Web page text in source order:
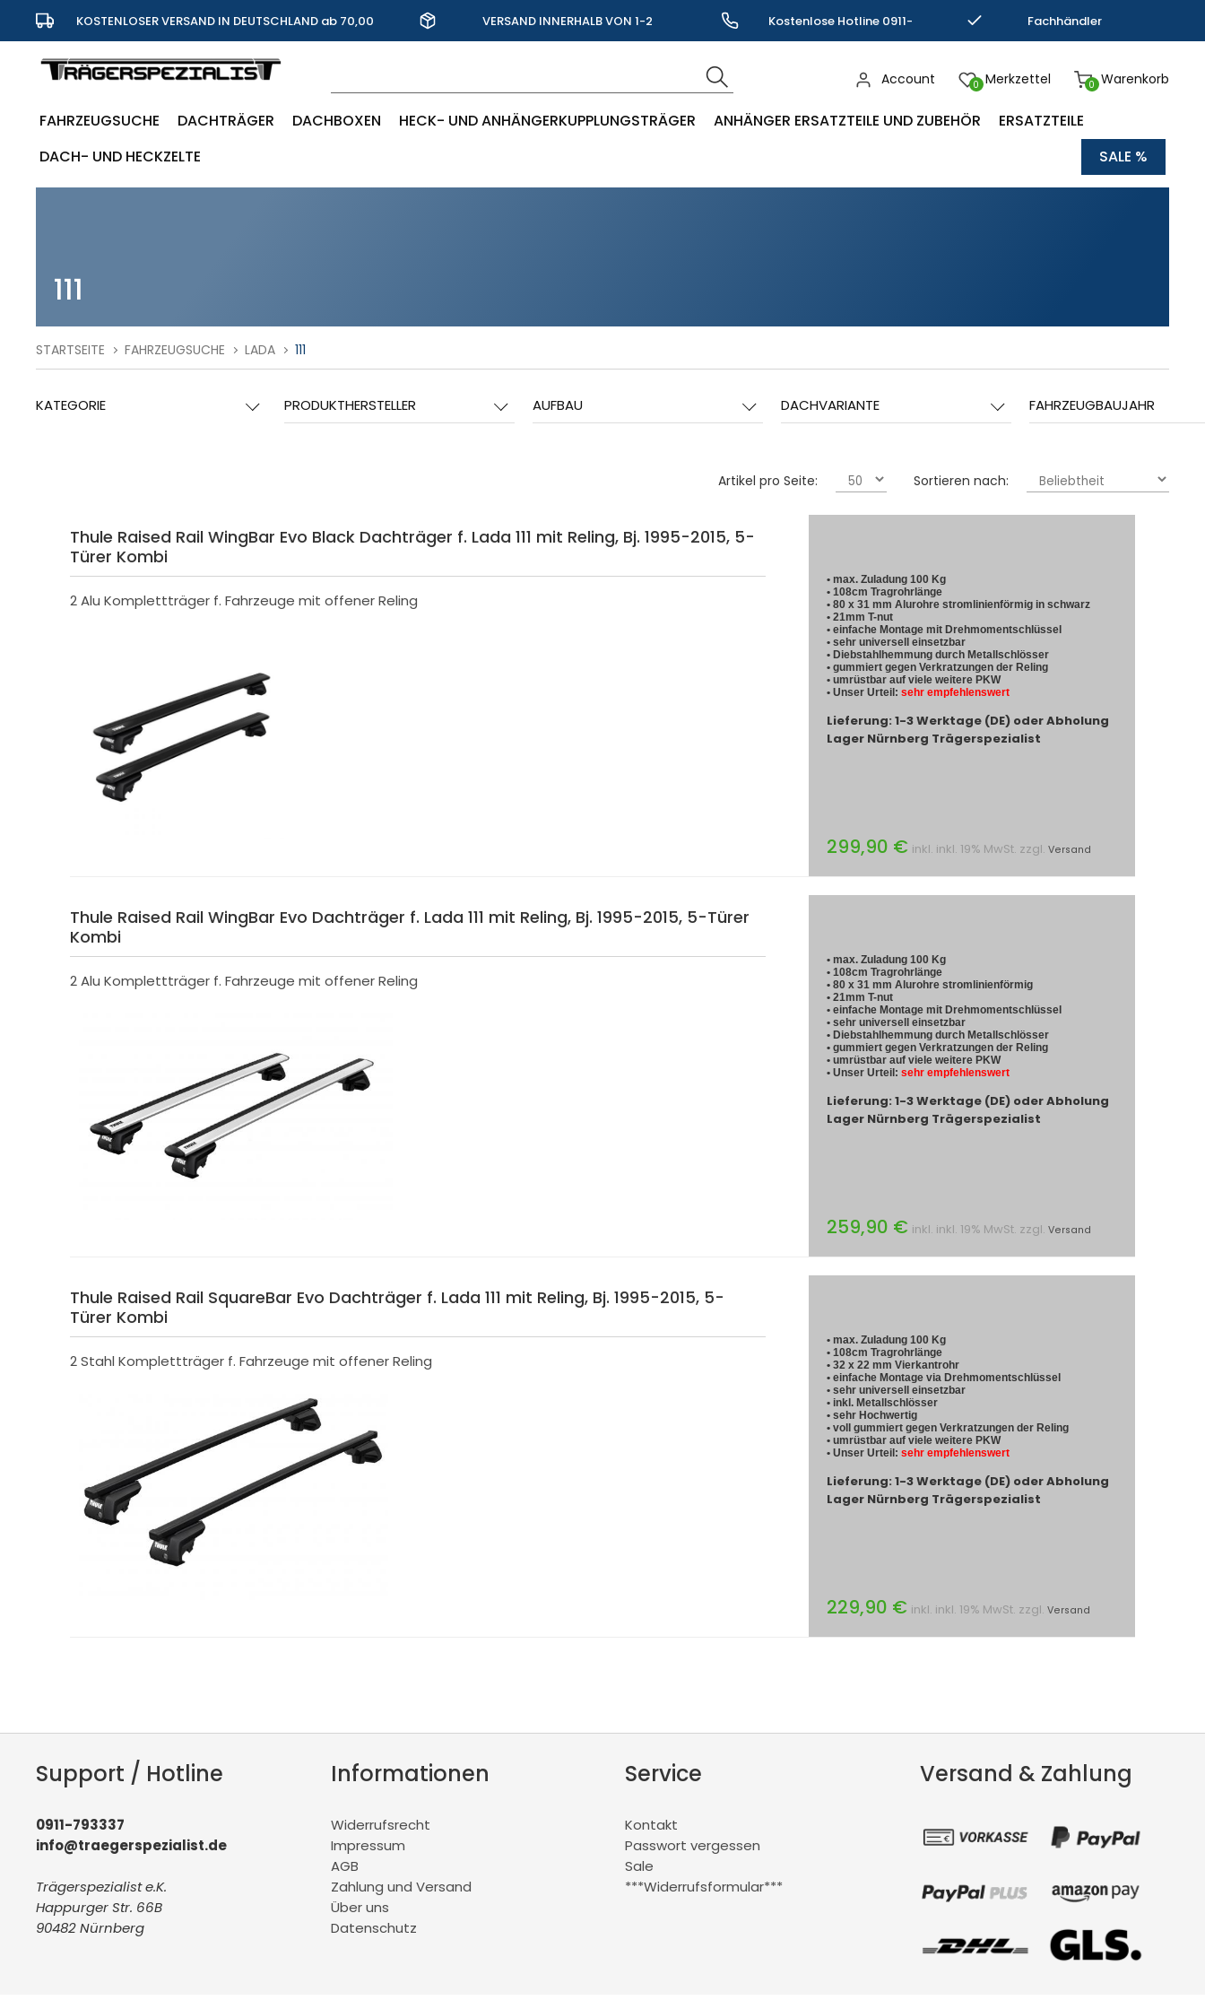
KOSTENLOSER VERSAND IN DEUTSCHLAND ab 70,00
Euro
VERSAND INNERHALB VON 1-2 Kostenlose Hotline 0911- Fachhändler
0 Warenkorb
0 Merkzettel
Account
FAHRZEUGSUCHE DACHTRÄGER DACHBOXEN HECK- UND ANHÄNGERKUPPLUNGSTRÄGER ANHÄNGER ERSATZTEILE UND ZUBEHÖR
ERSATZTEILE
DACH- UND HECKZELTE
SALE %
111
STARTSEITE FAHRZEUGSUCHE LADA 111
KATEGORIE PRODUKTHERSTELLER AUFBAU DACHVARIANTE FAHRZEUGBAUJAHR
Sortieren nach:
Artikel pro Seite:
Thule Raised Rail WingBar Evo Black Dachträger f. Lada 111 mit Reling, Bj. 1995-2015, 5-
Türer Kombi
2 Alu Komplettträger f. Fahrzeuge mit offener Reling
• max. Zuladung 100 Kg
• 108cm Tragrohrlänge
• 80 x 31 mm Alurohre stromlinienförmig in schwarz
• 21mm T-nut
• einfache Montage mit Drehmomentschlüssel
• sehr universell einsetzbar
• Diebstahlhemmung durch Metallschlösser
• gummiert gegen Verkratzungen der Reling
• umrüstbar auf viele weitere PKW
• Unser Urteil: sehr empfehlenswert
Lieferung: 1-3 Werktage (DE) oder Abholung
Lager Nürnberg Trägerspezialist
299,90 € inkl. inkl. 19% MwSt. zzgl. Versand
Thule Raised Rail WingBar Evo Dachträger f. Lada 111 mit Reling, Bj. 1995-2015, 5-Türer
Kombi
2 Alu Komplettträger f. Fahrzeuge mit offener Reling
• max. Zuladung 100 Kg
• 108cm Tragrohrlänge
• 80 x 31 mm Alurohre stromlinienförmig
• 21mm T-nut
• einfache Montage mit Drehmomentschlüssel
• sehr universell einsetzbar
• Diebstahlhemmung durch Metallschlösser
• gummiert gegen Verkratzungen der Reling
• umrüstbar auf viele weitere PKW
• Unser Urteil: sehr empfehlenswert
Lieferung: 1-3 Werktage (DE) oder Abholung
Lager Nürnberg Trägerspezialist
259,90 € inkl. inkl. 19% MwSt. zzgl. Versand
Thule Raised Rail SquareBar Evo Dachträger f. Lada 111 mit Reling, Bj. 1995-2015, 5-
Türer Kombi
2 Stahl Komplettträger f. Fahrzeuge mit offener Reling
• max. Zuladung 100 Kg
• 108cm Tragrohrlänge
• 32 x 22 mm Vierkantrohr
• einfache Montage via Drehmomentschlüssel
• sehr universell einsetzbar
• inkl. Metallschlösser
• sehr Hochwertig
• voll gummiert gegen Verkratzungen der Reling
• umrüstbar auf viele weitere PKW
• Unser Urteil: sehr empfehlenswert
Lieferung: 1-3 Werktage (DE) oder Abholung
Lager Nürnberg Trägerspezialist
229,90 € inkl. inkl. 19% MwSt. zzgl. Versand
Support / Hotline
0911-793337
info@traegerspezialist.de
Trägerspezialist e.K.
Happurger Str. 66B
90482 Nürnberg
Informationen
Widerrufsrecht
Impressum
AGB
Zahlung und Versand
Über uns
Datenschutz
Service
Kontakt
Passwort vergessen
Sale
***Widerrufsformular***
Versand & Zahlung